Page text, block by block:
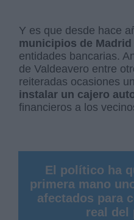
Y es que desde hace
municipios de Madrid
entidades bancarias.
de Valdeavero entre
reiteradas ocasiones
instalar un cajero
financieros a los
El político ha
primera mano
afectados para
real del